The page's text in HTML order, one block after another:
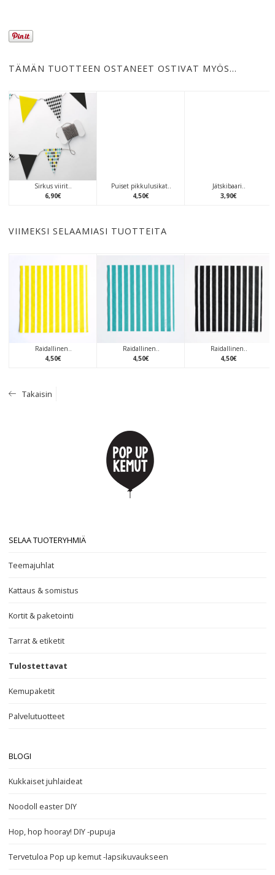
TÄMÄN TUOTTEEN OSTANEET OSTIVAT MYÖS…
Sirkus viirit..
6,90€
Puiset pikkulusikat..
4,50€
Jätskibaari..
3,90€
VIIMEKSI SELAAMIASI TUOTTEITA
Raidallinen..
4,50€
Raidallinen..
4,50€
Raidallinen..
4,50€
Takaisin
SELAA TUOTERYHMIÄ
Teemajuhlat
Kattaus & somistus
Kortit & paketointi
Tarrat & etiketit
Tulostettavat
Kemupaketit
Palvelutuotteet
BLOGI
Kukkaiset juhlaideat
Noodoll easter DIY
Hop, hop hooray! DIY -pupuja
Tervetuloa Pop up kemut -lapsikuvaukseen